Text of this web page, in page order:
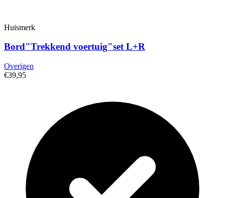
Huismerk
Bord"Trekkend voertuig"set L+R
Overigen
€39,95